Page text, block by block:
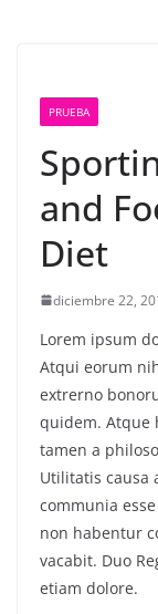
PRUEBA
and
Diet
diciembre 22,
Lorem ipsum
Atqui eorum
extrerno
quidem. Atque
tamen a
Utilitatis causa
communia
non habentur
vacabit. Duo
etiam dolore.